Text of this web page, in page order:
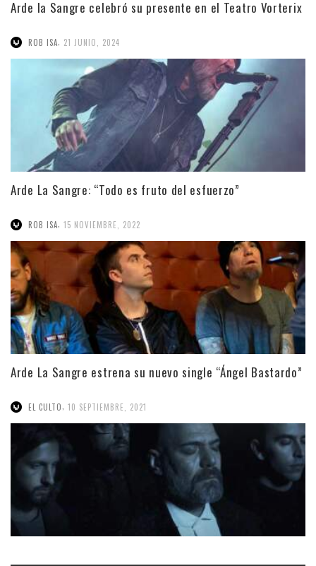
Arde la Sangre celebró su presente en el Teatro Vorterix
ROB ISA, 21 JUNIO, 2024
Arde La Sangre: “Todo es fruto del esfuerzo”
ROB ISA 15 NOVIEMBRE, 2022
Arde La Sangre estrena su nuevo single “Ángel Bastardo”
EL CULTO 10 SEPTIEMBRE, 2021